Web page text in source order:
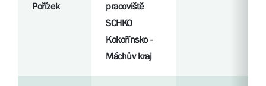
Pořízek
pracoviště
SCHKO
Kokořínsko -
Máchův kraj